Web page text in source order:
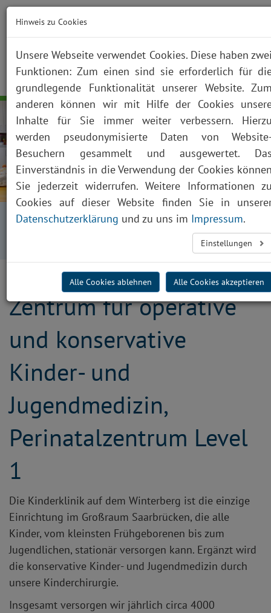
NOTFALL KONTAKT ANFAHRT JOBS SUCHE
Startseite
Fachabteilungen
Kliniken, Institute und Funktionsbereiche
Zentrum für operative
und konservative
Kinder- und
Jugendmedizin,
Perinatalzentrum Level
1
Die Kinderklinik auf dem Winterberg ist die einzige
Einrichtung im Großraum Saarbrücken, die alle
Kinder, vom kleinsten Frühgeborenen bis zum
Jugendlichen, stationär versorgen kann. Ergänzt wird
die konservative Kinder- und Jugendmedizin durch
unsere Kinderchirurgie.
Insgesamt versorgen wir jährlich circa 4000
Hinweis zu Cookies
Unsere Webseite verwendet Cookies. Diese haben
Funktionen: Zum einen sind sie erforderlich für
grundlegende Funktionalität unserer Website.
anderen können wir mit Hilfe der Cookies
Inhalte für Sie immer weiter verbessern.
werden pseudonymisierte Daten von
Besuchern gesammelt und ausgewertet.
Einverständnis in die Verwendung der Cookies
Sie jederzeit widerrufen. Weitere Informationen
Cookies auf dieser Website finden Sie in
Datenschutzerklärung und zu uns im Impressum.
Einstellungen
Alle Cookies ablehnen Alle Cookies akzeptieren